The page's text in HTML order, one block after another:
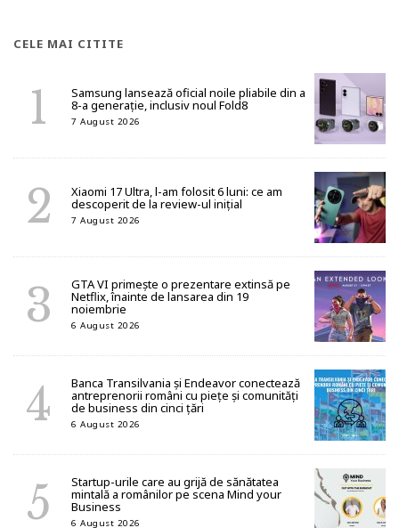
CELE MAI CITITE
Samsung lansează oficial noile pliabile din a
8-a generație, inclusiv noul Fold8
7 August 2026
Xiaomi 17 Ultra, l-am folosit 6 luni: ce am
descoperit de la review-ul inițial
7 August 2026
GTA VI primește o prezentare extinsă pe
Netflix, înainte de lansarea din 19
noiembrie
6 August 2026
Banca Transilvania și Endeavor conectează
antreprenorii români cu piețe și comunități
de business din cinci țări
6 August 2026
Startup-urile care au grijă de sănătatea
mintală a românilor pe scena Mind your
Business
6 August 2026